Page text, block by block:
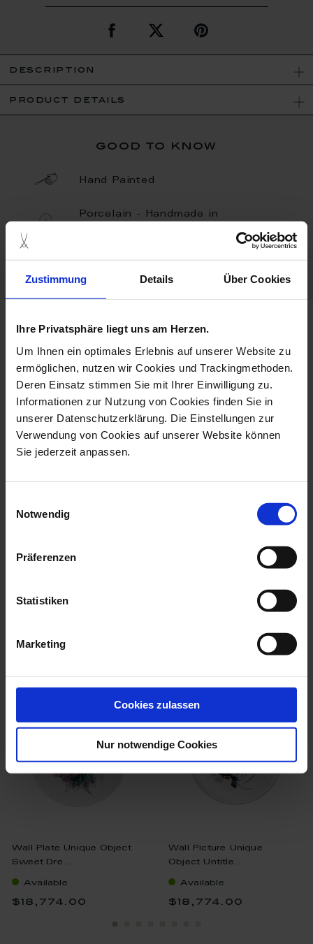
Zustimmung Details Über Cookies
Ihre Privatsphäre liegt uns am Herzen.
Um Ihnen ein optimales Erlebnis auf unserer Website zu
ermöglichen, nutzen wir Cookies und Trackingmethoden.
Deren Einsatz stimmen Sie mit Ihrer Einwilligung zu.
Informationen zur Nutzung von Cookies finden Sie in
unserer Datenschutzerklärung. Die Einstellungen zur
Verwendung von Cookies auf unserer Website können
Sie jederzeit anpassen.
Notwendig
Präferenzen
Statistiken
Marketing
Cookies zulassen
Nur notwendige Cookies
description
product details
good to know
Hand Painted
Porcelain - Handmade in
Limited Quantity
more products from the limited
masterworks collection
Wall Plate Unique Object
Sweet Dre...
Available
$18,774.00
Wall Picture Unique
Object Untitle...
Available
$18,774.00